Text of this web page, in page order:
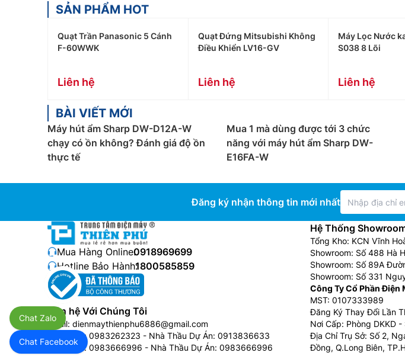
SẢN PHẨM HOT
Quạt Trần Panasonic 5 Cánh
F-60WWK
Liên hệ
Quạt Đứng Mitsubishi Không
Điều Khiển LV16-GV
Liên hệ
Máy Lọc Nước
S038 8 Lõi
Liên hệ
BÀI VIẾT MỚI
Máy hút ẩm Sharp DW-D12A-W
chạy có ồn không? Đánh giá độ ồn
thực tế
Mua 1 mà dùng được tới 3 chức
năng với máy hút ẩm Sharp DW-
E16FA-W
Đăng ký nhận thông tin mới nhất
Mua Hàng Online:0918969699
Hotline Bảo Hành:1800585859
Liên hệ Với Chúng Tôi
Email: dienmaythienphu6886@gmail.com
Bán Buôn:0983262323 - Nhà Thầu Dự Án: 0913836633
Bán Buôn:0983666996 - Nhà Thầu Dự Án: 0983666996
Hệ Thống
Tổng Kho: KCN Vĩnh
Showroom: Số 488 Hà
Showroom: Số 89A
Showroom: Số 331
Công Ty Cổ Phần Điện
MST: 0107333989
Đăng Ký Thay Đổi Lần
Nơi Cấp: Phòng DKKD
Địa Chỉ Trụ Sở: Số 2,
Đồng, Q.Long Biên,
Chat Zalo
Chat Facebook